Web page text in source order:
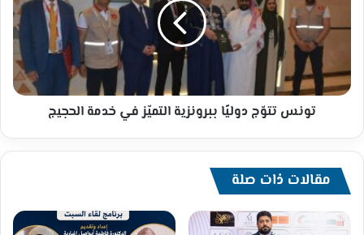
ببرونزية
التميّز
الحجيج
تونس تتوّج دوليًا ببرونزية التميّز في خدمة الحجيج
مقالات ذات صلة